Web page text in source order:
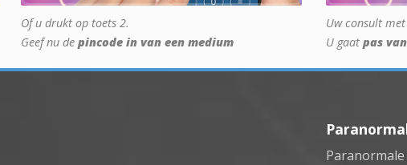
Of u drukt op toets 2.
Geef nu de pincode in van een medium
Uw consult
U gaat pas